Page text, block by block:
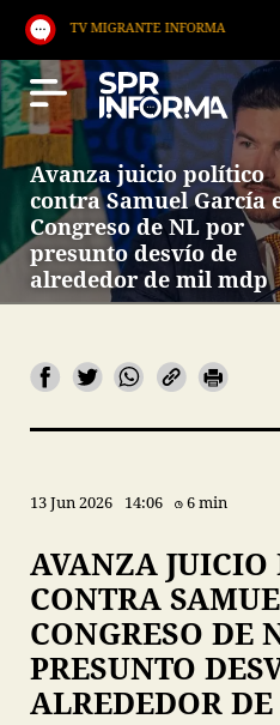
TV MIGRANTE INFORMA
Avanza juicio político
contra Samuel García
Congreso de NL por
presunto desvío de
alrededor de mil mdp
13 Jun 2026 14:06 6 min
AVANZA JUICIO
CONTRA
CONGRESO DE
PRESUNTO
ALREDEDOR